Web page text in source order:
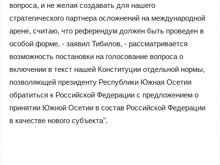
вопроса, и не желая создавать для нашего
стратегического партнера осложнений на международной
арене, считаю, что референдум должен быть проведен в
особой форме, - заявил Тибилов, - рассматривается
возможность постановки на голосование вопроса о
включении в текст нашей Конституции отдельной нормы,
позволяющей президенту Республики Южная Осетия
обратиться к Российской Федерации с предложением о
принятии Южной Осетии в состав Российской Федерации
в качестве нового субъекта".